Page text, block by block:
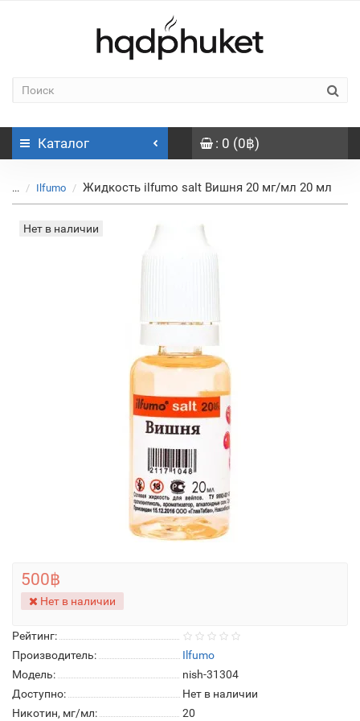
Каталог : 0 (0฿)
... Ilfumo Жидкость ilfumo salt Вишня 20 мг/мл 20 мл
Нет в наличии
Рейтинг:
Производитель:
Ilfumo
Модель:
nish-31304
Доступно:
Нет в наличии
Никотин, мг/мл:
20
500฿
Нет в наличии